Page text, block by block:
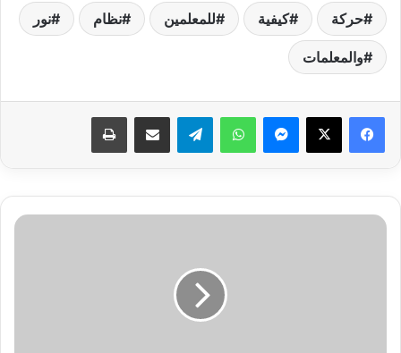
حركة كيفية للمعلمين نظام نور
والمعلمات
فيسبوك ‫X ماسنجر واتساب تيلقرام مشاركة عبر البريد طباعة
"